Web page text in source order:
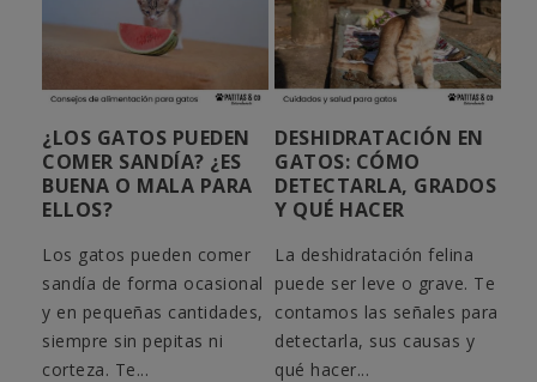
¿LOS GATOS PUEDEN
COMER SANDÍA? ¿ES
BUENA O MALA PARA
ELLOS?
Los gatos pueden comer
sandía de forma ocasional
y en pequeñas cantidades,
siempre sin pepitas ni
corteza. Te...
DESHIDRATACIÓN EN
GATOS: CÓMO
DETECTARLA, GRADOS
Y QUÉ HACER
La deshidratación felina
puede ser leve o grave. Te
contamos las señales para
detectarla, sus causas y
qué hacer...